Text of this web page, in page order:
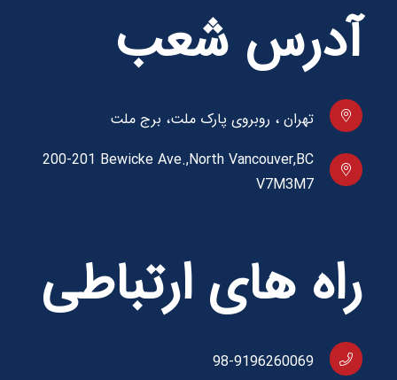
آدرس شعب
تهران ، روبروی پارک ملت، برج ملت
200-201 Bewicke Ave.,North Vancouver,BC
V7M3M7
راه های ارتباطی
98-9196260069